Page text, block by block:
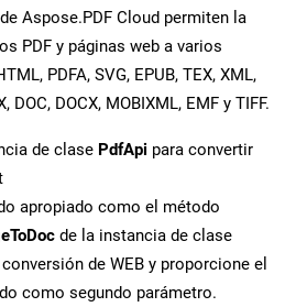
Aspose.PDF Cloud permiten la
PDF y páginas web a varios
PDFA, SVG, EPUB, TEX, XML,
DOC, DOCX, MOBIXML, EMF y TIFF.
de clase PdfApi para convertir
apropiado como el método
de la instancia de clase
de WEB y proporcione el
como segundo parámetro.